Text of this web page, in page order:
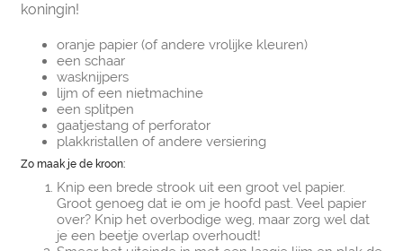
koningin!
oranje papier (of andere vrolijke kleuren)
een schaar
wasknijpers
lijm of een nietmachine
een splitpen
gaatjestang of perforator
plakkristallen of andere versiering
Zo maak je de kroon:
Knip een brede strook uit een groot vel papier.
Groot genoeg dat ie om je hoofd past. Veel papier
over? Knip het overbodige weg, maar zorg wel dat
je een beetje overlap overhoudt!